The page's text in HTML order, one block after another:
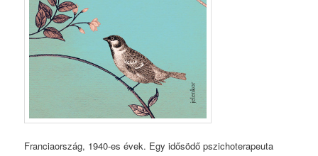
Franciaország, 1940-es évek. Egy idősödő pszichoterapeuta